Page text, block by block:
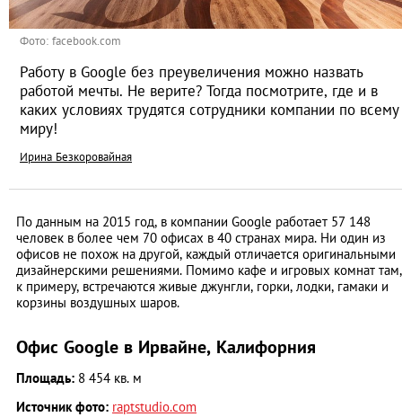
Фото: facebook.com
Работу в Google без преувеличения можно назвать
работой мечты. Не верите? Тогда посмотрите, где и в
каких условиях трудятся сотрудники компании по всему
миру!
Ирина Безкоровайная
По данным на 2015 год, в компании Google работает 57 148
человек в более чем 70 офисах в 40 странах мира. Ни один из
офисов не похож на другой, каждый отличается оригинальными
дизайнерскими решениями. Помимо кафе и игровых комнат там,
к примеру, встречаются живые джунгли, горки, лодки, гамаки и
корзины воздушных шаров.
Офис Google в Ирвайне, Калифорния
Площадь: 8 454 кв. м
Источник фото: raptstudio.com